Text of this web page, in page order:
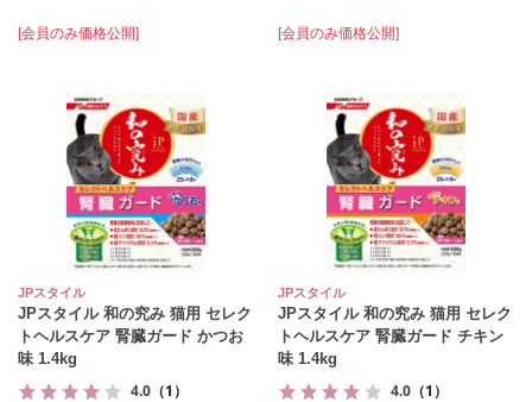
[会員のみ価格公開] [会員のみ価格公開]
JPスタイル
JPスタイル 和の究み 猫用 セレク
トヘルスケア 腎臓ガード かつお
味 1.4kg
4.0 （1）
JPスタイル
JPスタイル 和の究み 猫用 セレク
トヘルスケア 腎臓ガード チキン
味 1.4kg
4.0 （1）